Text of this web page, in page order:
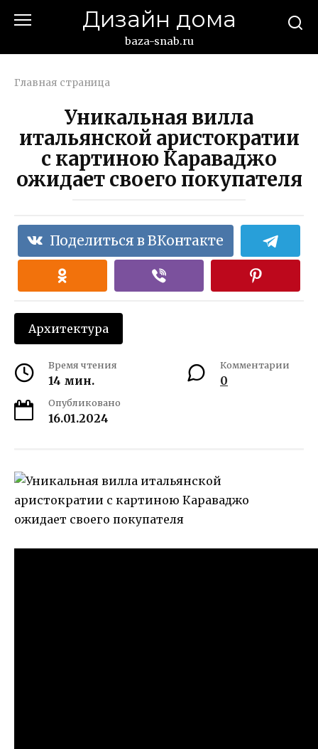
Дизайн дома
baza-snab.ru
Главная страница
Уникальная вилла
итальянской аристократии
с картиною Караваджо
ожидает своего покупателя
Поделиться в ВКонтакте
Архитектура
Время чтения
14 мин.
Комментарии
0
Опубликовано
16.01.2024